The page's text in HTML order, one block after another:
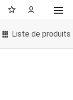
Liste de produits